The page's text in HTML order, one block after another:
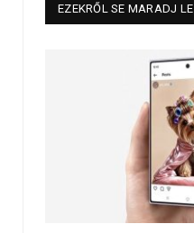
EZEKRŐL SE MARADJ LE